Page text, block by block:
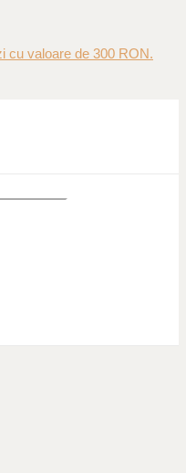
cu valoare de 300 RON.